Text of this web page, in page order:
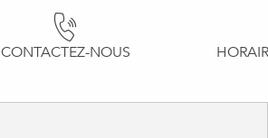
CONTACTEZ-NOUS